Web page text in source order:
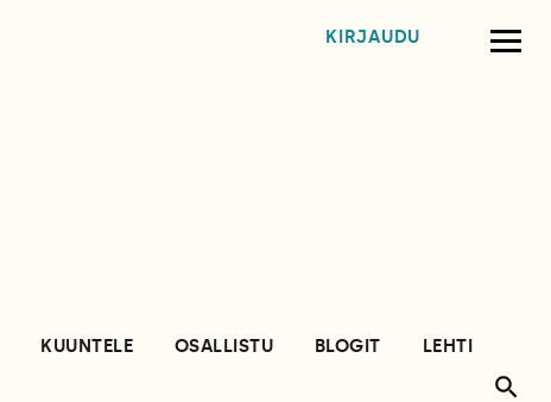
KIRJAUDU
KUUNTELE OSALLISTU BLOGIT
LEHTI